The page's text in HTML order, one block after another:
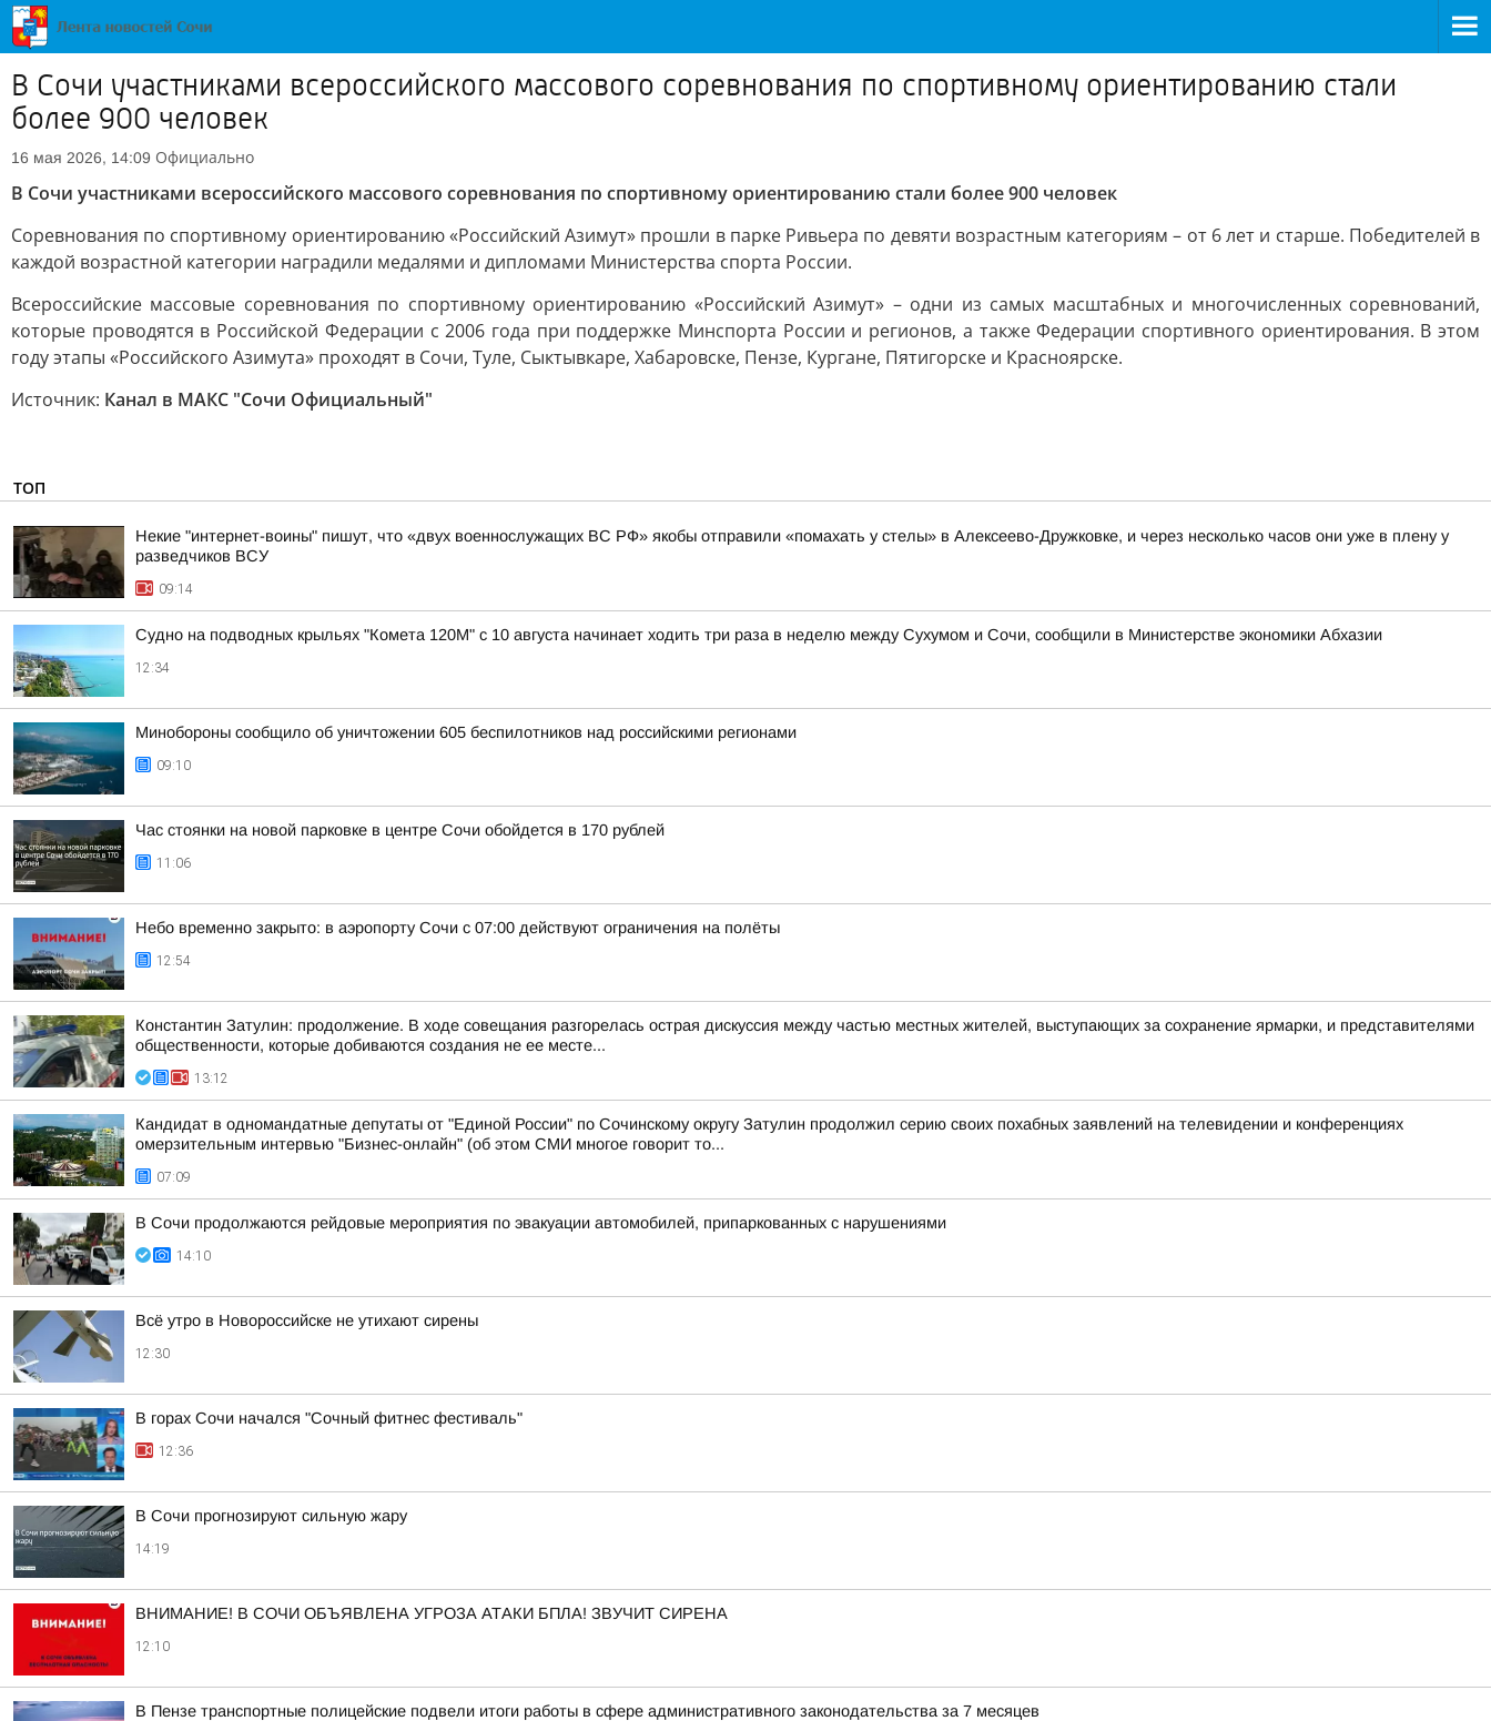
В Сочи участниками всероссийского массового соревнования по спортивному ориентированию стали
более 900 человек
16 мая 2026, 14:09 Официально
В Сочи участниками всероссийского массового соревнования по спортивному ориентированию стали более 900 человек
Соревнования по спортивному ориентированию «Российский Азимут» прошли в парке Ривьера по девяти возрастным категориям – от 6 лет и старше. Победителей в
каждой возрастной категории наградили медалями и дипломами Министерства спорта России.
Всероссийские массовые соревнования по спортивному ориентированию «Российский Азимут» – одни из самых масштабных и многочисленных соревнований,
которые проводятся в Российской Федерации с 2006 года при поддержке Минспорта России и регионов, а также Федерации спортивного ориентирования. В этом
году этапы «Российского Азимута» проходят в Сочи, Туле, Сыктывкаре, Хабаровске, Пензе, Кургане, Пятигорске и Красноярске.
Источник: Канал в МАКС "Сочи Официальный"
ТОП
Некие "интернет-воины" пишут, что «двух военнослужащих ВС РФ» якобы отправили «помахать у стелы» в Алексеево-Дружковке, и через несколько часов они уже в плену у
разведчиков ВСУ
09:14
Судно на подводных крыльях "Комета 120М" с 10 августа начинает ходить три раза в неделю между Сухумом и Сочи, сообщили в Министерстве экономики Абхазии
12:34
Минобороны сообщило об уничтожении 605 беспилотников над российскими регионами
09:10
Час стоянки на новой парковке в центре Сочи обойдется в 170 рублей
11:06
Небо временно закрыто: в аэропорту Сочи с 07:00 действуют ограничения на полёты
12:54
Константин Затулин: продолжение. В ходе совещания разгорелась острая дискуссия между частью местных жителей, выступающих за сохранение ярмарки, и представителями
общественности, которые добиваются создания не ее месте...
13:12
Кандидат в одномандатные депутаты от "Единой России" по Сочинскому округу Затулин продолжил серию своих похабных заявлений на телевидении и конференциях
омерзительным интервью "Бизнес-онлайн" (об этом СМИ многое говорит то...
07:09
В Сочи продолжаются рейдовые мероприятия по эвакуации автомобилей, припаркованных с нарушениями
14:10
Всё утро в Новороссийске не утихают сирены
12:30
В горах Сочи начался "Сочный фитнес фестиваль"
12:36
В Сочи прогнозируют сильную жару
14:19
ВНИМАНИЕ! В СОЧИ ОБЪЯВЛЕНА УГРОЗА АТАКИ БПЛА! ЗВУЧИТ СИРЕНА
12:10
В Пензе транспортные полицейские подвели итоги работы в сфере административного законодательства за 7 месяцев